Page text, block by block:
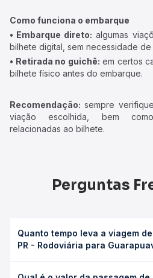
Como funciona o embarque
• Embarque direto: algumas
bilhete digital, sem necessidade
• Retirada no guichê: em certos
bilhete físico antes do embarque.
Recomendação: sempre
viação escolhida, bem
relacionadas ao bilhete.
Perguntas
Quanto tempo leva a viagem
PR - Rodoviária para